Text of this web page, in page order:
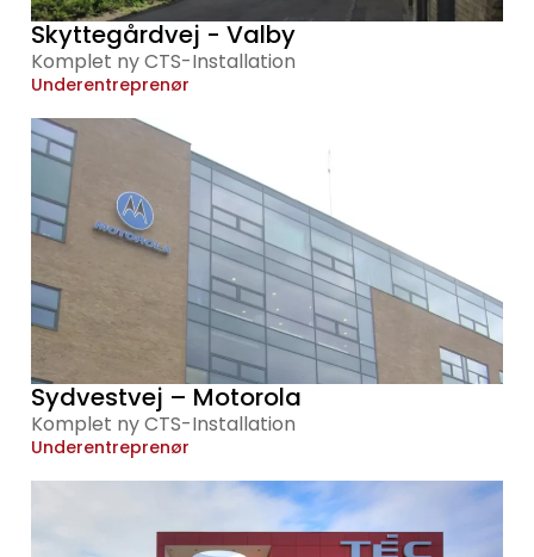
Skyttegårdvej - Valby
Komplet ny CTS-Installation
Underentreprenør
Sydvestvej – Motorola
Komplet ny CTS-Installation
Underentreprenør